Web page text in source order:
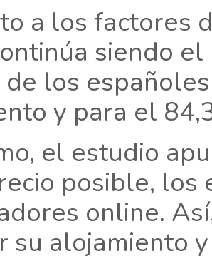
a los factores
siendo
los
y para el
el estudio
posible, los
online.
su alojamiento